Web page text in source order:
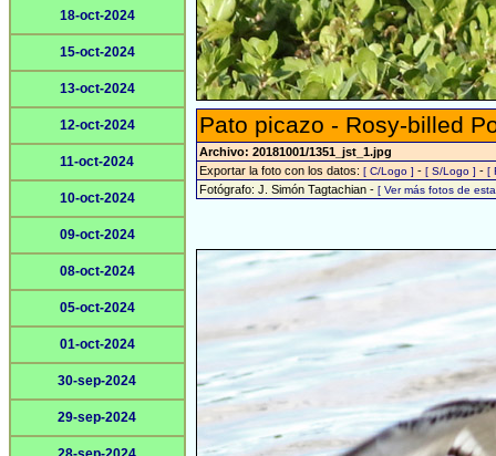
18-oct-2024
15-oct-2024
13-oct-2024
12-oct-2024
11-oct-2024
10-oct-2024
09-oct-2024
08-oct-2024
05-oct-2024
01-oct-2024
30-sep-2024
29-sep-2024
Pato picazo - Rosy-billed
Archivo: 20181001/1351_jst_1.jpg
Exportar la foto con los datos: [ C/Logo ] - [ S/Logo ] - [
Fotógrafo: J. Simón Tagtachian - [ Ver más fotos de